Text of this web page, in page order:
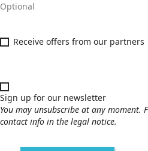
Optional
Receive offers from our partners
Sign up for our newsletter
You may unsubscribe at any
contact info in the legal notice.